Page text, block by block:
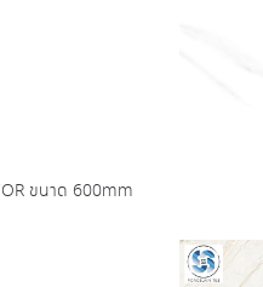
ขนาด 600mm